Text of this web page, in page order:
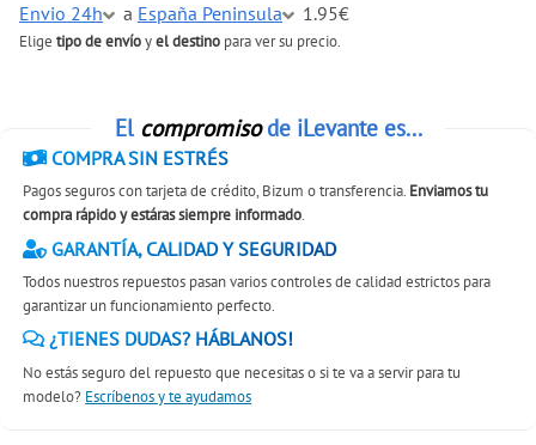
Envio 24h
a España Peninsula 1.95€
Elige tipo de envíoyel destino para ver su precio.
El compromisode iLevante es...
COMPRA SIN ESTRÉS
Pagos seguros con tarjeta de crédito, Bizum o transferencia. Enviamos tu
compra rápido y estáras siempre informado.
GARANTÍA, CALIDAD Y SEGURIDAD
Todos nuestros repuestos pasan varios controles de calidad estrictos para
garantizar un funcionamiento perfecto.
¿TIENES DUDAS? HÁBLANOS!
No estás seguro del repuesto que necesitas o si te va a servir para tu
modelo? Escríbenos y te ayudamos